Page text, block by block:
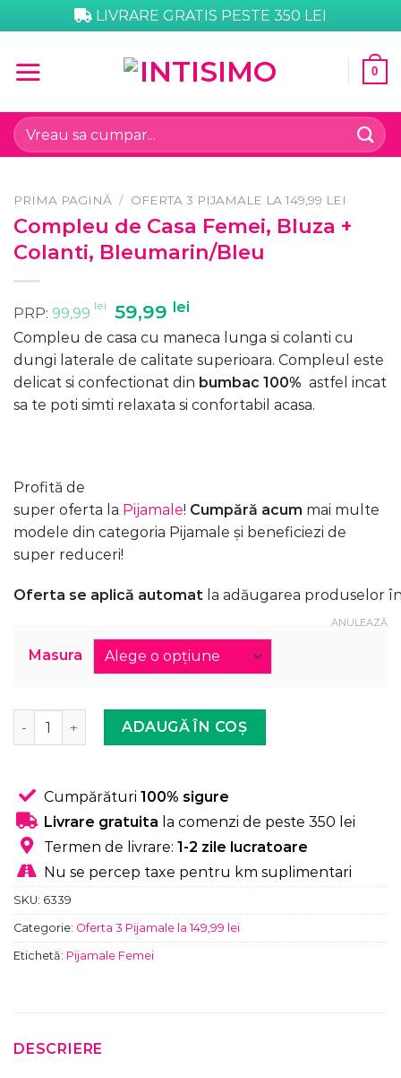
to
LIVRARE GRATIS PESTE 350 LEI
0
Caută
după:
PRIMA PAGINĂ / OFERTA 3 PIJAMALE LA 149,99 LEI
Compleu de Casa Femei, Bluza +
Colanti, Bleumarin/Bleu
PRP: 99,99 lei
Prețul
fost:
99,99 lei.
59,99 leiPrețul
curent
59,99 lei.
Compleu de casa cu maneca lunga si colanti cu
dungi laterale de calitate superioara. Compleul este
delicat si confectionat din bumbac 100% astfel incat
sa te poti simti relaxata si confortabil acasa.
Profită de
super oferta la Pijamale! Cumpără acum mai multe
modele din categoria Pijamale și beneficiezi de
super reduceri!
Oferta se aplică automat la adăugarea produselor
Masura
ANULEAZĂ
Cantitate Compleu de Casa Femei, Bluza + Colanti,
ADAUGĂ ÎN COȘ
Cumpărături 100% sigure
Livrare gratuita la comenzi de peste 350 lei
Termen de livrare: 1-2 zile lucratoare
Nu se percep taxe pentru km suplimentari
SKU: 6339
Categorie: Oferta 3 Pijamale la 149,99 lei
Etichetă: Pijamale Femei
DESCRIERE